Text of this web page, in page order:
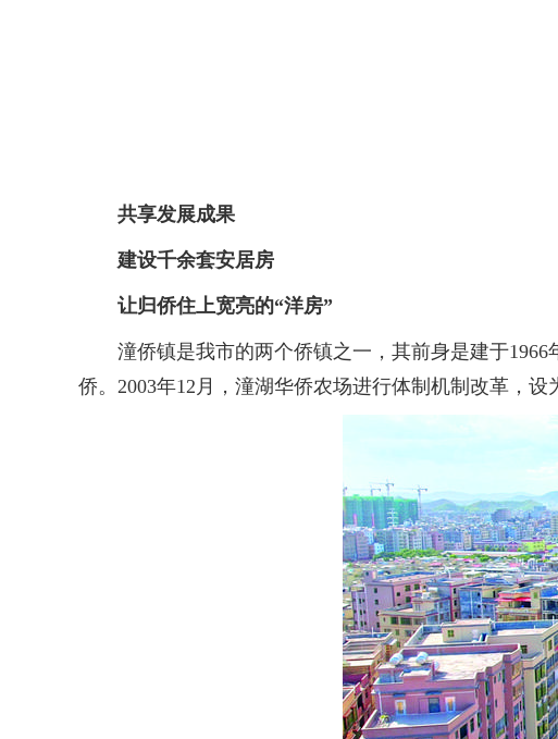
共享发展成果
建设千余套安居房
让归侨住上宽亮的“洋房”
潼侨镇是我市的两个侨镇之一，其前身是建于1966
侨。2003年12月，潼湖华侨农场进行体制机制改革，